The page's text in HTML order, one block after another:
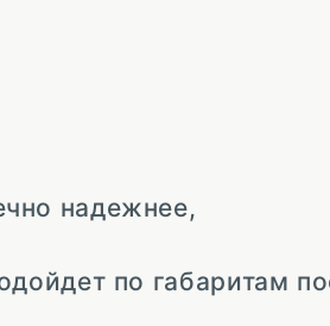
надежнее,
по габаритам